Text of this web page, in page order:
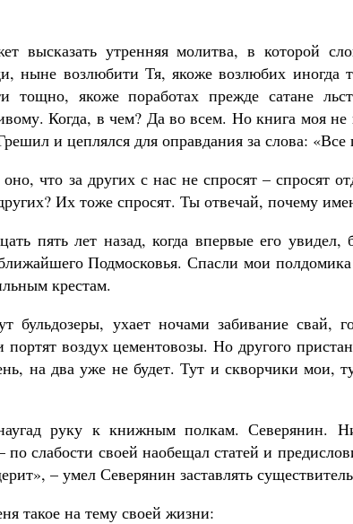
высказать утренняя молитва, в которой
ныне возлюбити Тя, якоже возлюбих иногда
тощно, якоже поработах прежде сатане
Когда, в чем? Да во всем. Но книга моя не
и цеплялся для оправдания за слова: «Все
что за других с нас не спросят – спросят
Их тоже спросят. Ты отвечай, почему
пять лет назад, когда впервые его увидел,
Подмосковья. Спасли мои полдомика
крестам.
бульдозеры, ухает ночами забивание свай,
воздух цементовозы. Но другого
на два уже не будет. Тут и скворчики мои,
руку к книжным полкам. Северянин.
слабости своей наобещал статей и
– умел Северянин заставлять
такое на тему своей жизни: